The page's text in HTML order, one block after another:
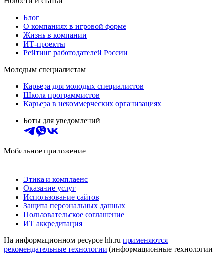
Блог
О компаниях в игровой форме
Жизнь в компании
ИТ-проекты
Рейтинг работодателей России
Молодым специалистам
Карьера для молодых специалистов
Школа программистов
Карьера в некоммерческих организациях
Боты для уведомлений
Мобильное приложение
Этика и комплаенс
Оказание услуг
Использование сайтов
Защита персональных данных
Пользовательское соглашение
ИТ аккредитация
На информационном ресурсе hh.ru применяются
рекомендательные технологии (информационные технологии